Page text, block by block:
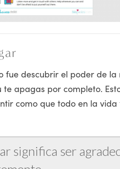
fue descubrir el poder de la
apagas por completo.
como que todo en la vida
significa ser